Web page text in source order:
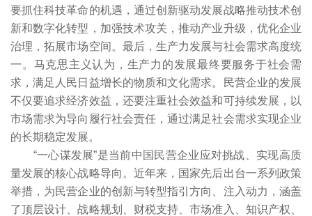
要抓住科技革命的机遇，通过创新驱动发展战略推动技术创
新和数字化转型，加强技术攻关，推动产业升级，优化企业
治理，拓展市场空间。最后，生产力发展与社会需求高度统
一。马克思主义认为，生产力的发展最终要服务于社会需
求，满足人民日益增长的物质和文化需求。民营企业的发展
不仅要追求经济效益，还要注重社会效益和可持续发展，以
市场需求为导向履行社会责任，通过满足社会需求实现企业
的长期稳定发展。
“一心谋发展”是当前中国民营企业应对挑战、实现高质
量发展的核心战略导向。近年来，国家先后出台一系列政策
举措，为民营企业的创新与转型指引方向、注入动力，涵盖
了顶层设计、战略规划、财税支持、市场准入、知识产权、